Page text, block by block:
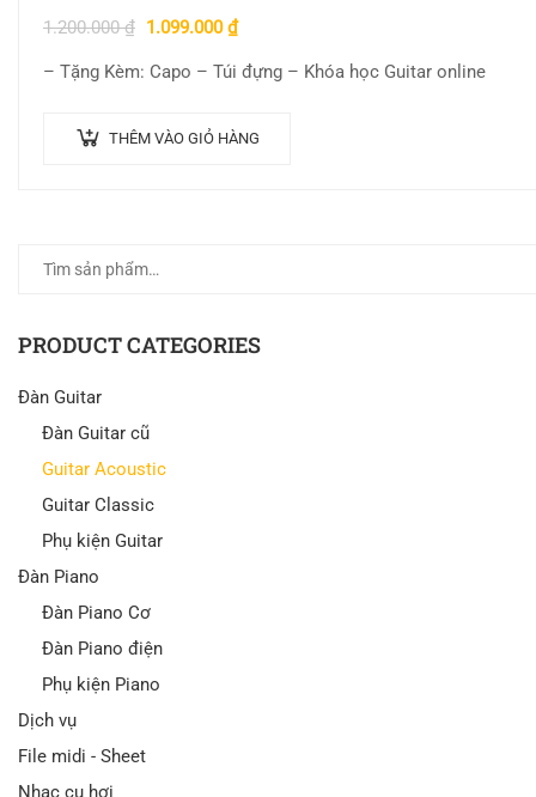
1.200.000₫ 1.099.000₫
– Tặng Kèm: Capo – Túi đựng – Khóa học Guitar online
THÊM VÀO GIỎ HÀNG
PRODUCT CATEGORIES
Đàn Guitar
Đàn Guitar cũ
Guitar Acoustic
Guitar Classic
Phụ kiện Guitar
Đàn Piano
Đàn Piano Cơ
Đàn Piano điện
Phụ kiện Piano
Dịch vụ
File midi - Sheet
Nhạc cụ hơi